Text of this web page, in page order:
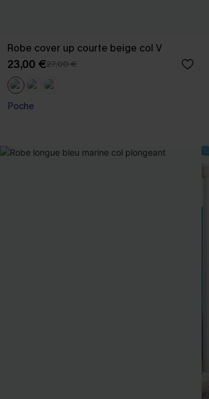
Robe cover up courte beige col V
23,00 €27,00 €
Poche